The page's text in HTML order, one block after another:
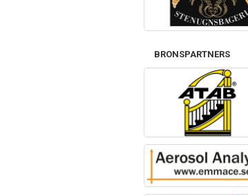
BRONSPARTNERS